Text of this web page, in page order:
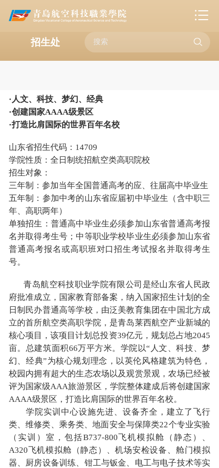

招生处
·人文、科技、梦幻、经典
·创建国家AAAA级景区
·打造比肩国际的世界百年名校
山东省招生代码：14709
学院性质：全日制统招航空类高职院校
招生对象：
三年制：参加当年全国普通高考的应、往届高中毕业生
五年制：参加中考的山东省应届初中毕业生（含中职三
年、高职两年）
单独招生：普通高中毕业生必须参加山东省普通高考报
名并取得考生号；中等职业学校毕业生必须参加山东省
普通高考报名或高职班对口招生考试报名并取得考生
号。
青岛航空科技职业学院有限公司是经山东省人民政
府批准成立，国家教育部备案，纳入国家招生计划的全
日制民办普通高等学校，由泛美教育集团在中国北方成
立的首所航空类高职学院，是青岛莱西航空产业新城的
核心项目，该项目计划总投资39亿元，规划总占地2045
亩。总建筑面积66万平方米。学院以“人文、科技、梦
幻、经典”为核心规划理念，以英伦风格建筑为特色，
校园内拥有超大的生态农场以及观赏景观，农场已经被
评为国家级AAA旅游景区，学院整体建成后将创建国家
AAAA级景区，打造比肩国际的世界百年名校。
学院实训中心设施先进、设备齐全，建立了飞行
类、维修类、乘务类、地面安全与保障类22个专业实验
（实训）室，包括B737-800飞机模拟舱（静态）、
A320飞机模拟舱（静态）、机场安检设备、舱门模拟
器、厨房设备训练、钳工与钣金、电工与电子技术等实